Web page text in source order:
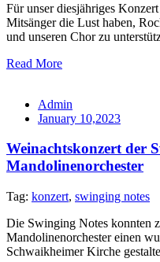
Für unser diesjähriges
Mitsänger die Lust haben,
und unseren Chor zu
Read More
Admin
January 10,2023
Weinachtskonzert der
Mandolinenorchester
Tag: konzert, swinging notes
Die Swinging Notes konnten
Mandolinenorchester einen
Schwaikheimer Kirche